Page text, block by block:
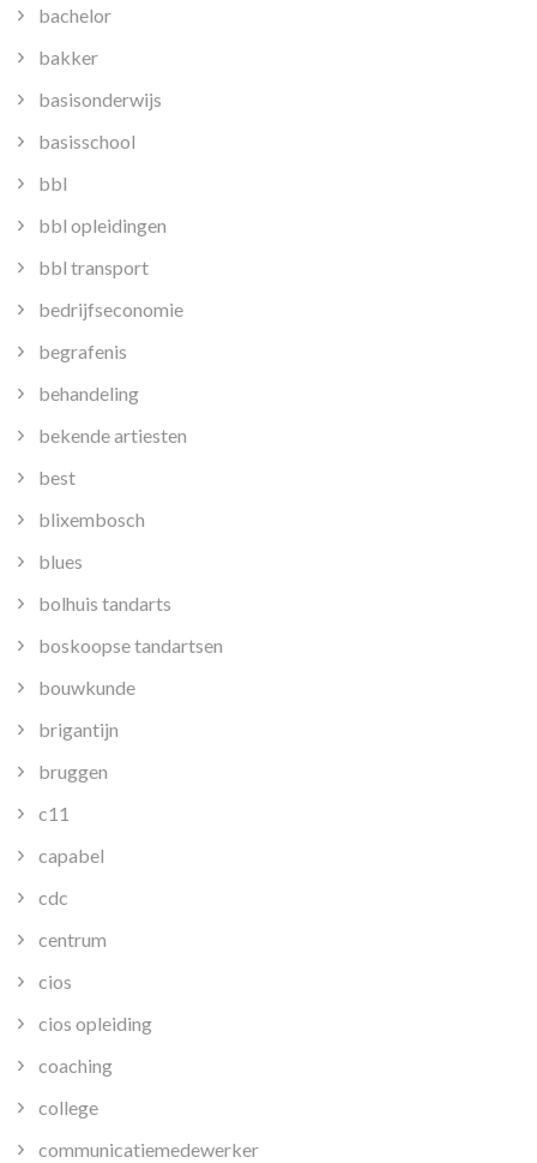
bachelor
bakker
basisonderwijs
basisschool
bbl
bbl opleidingen
bbl transport
bedrijfseconomie
begrafenis
behandeling
bekende artiesten
best
blixembosch
blues
bolhuis tandarts
boskoopse tandartsen
bouwkunde
brigantijn
bruggen
c11
capabel
cdc
centrum
cios
cios opleiding
coaching
college
communicatiemedewerker